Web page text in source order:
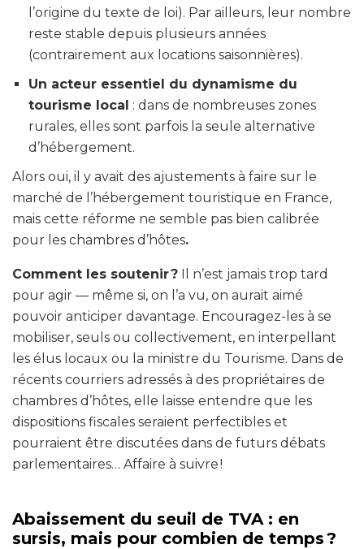
l’origine du texte de loi). Par ailleurs, leur nombre
reste stable depuis plusieurs années
(contrairement aux locations saisonnières).
Un acteur essentiel du dynamisme du
tourisme local : dans de nombreuses zones
rurales, elles sont parfois la seule alternative
d’hébergement.
Alors oui, il y avait des ajustements à faire sur le
marché de l’hébergement touristique en France,
mais cette réforme ne semble pas bien calibrée
pour les chambres d’hôtes.
Comment les soutenir ? Il n’est jamais trop tard
pour agir — même si, on l’a vu, on aurait aimé
pouvoir anticiper davantage. Encouragez-les à se
mobiliser, seuls ou collectivement, en interpellant
les élus locaux ou la ministre du Tourisme. Dans de
récents courriers adressés à des propriétaires de
chambres d’hôtes, elle laisse entendre que les
dispositions fiscales seraient perfectibles et
pourraient être discutées dans de futurs débats
parlementaires… Affaire à suivre !
Abaissement du seuil de TVA : en
sursis, mais pour combien de temps ?